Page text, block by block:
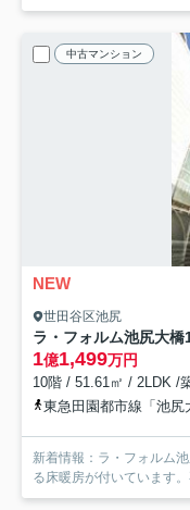
中古マンション
NEW
世田谷区池尻
ラ・フォルム池尻大橋
1億1,499万円
10階 / 51.61㎡ / 2LDK /
東急田園都市線「池尻
新着情報：ラ・フォルム
る床暖房が付いています